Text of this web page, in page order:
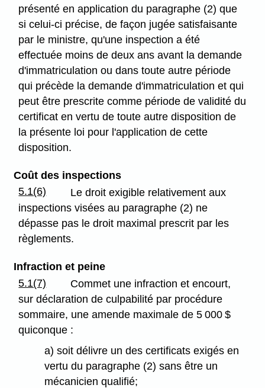
présenté en application du paragraphe (2) que
si celui-ci précise, de façon jugée satisfaisante
par le ministre, qu'une inspection a été
effectuée moins de deux ans avant la demande
d'immatriculation ou dans toute autre période
qui précède la demande d'immatriculation et qui
peut être prescrite comme période de validité du
certificat en vertu de toute autre disposition de
la présente loi pour l'application de cette
disposition.
Coût des inspections
5.1(6)
Le droit exigible relativement aux
inspections visées au paragraphe (2) ne
dépasse pas le droit maximal prescrit par les
règlements.
Infraction et peine
5.1(7)
Commet une infraction et encourt,
sur déclaration de culpabilité par procédure
sommaire, une amende maximale de 5 000 $
quiconque :
a) soit délivre un des certificats exigés en
vertu du paragraphe (2) sans être un
mécanicien qualifié;